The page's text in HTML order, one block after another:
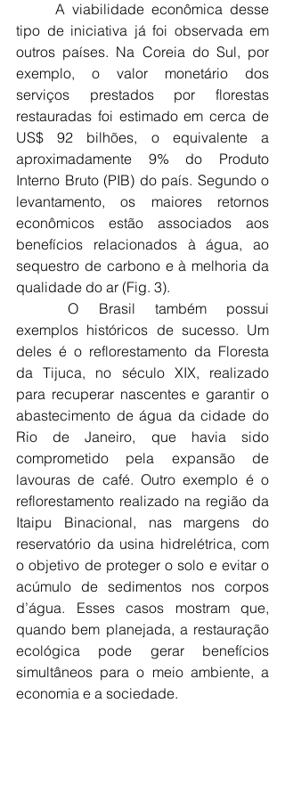
tipo de iniciativa já foi observada em
outros países. Na Coreia do Sul, por
exemplo, o valor monetário dos
serviços prestados por florestas
restauradas foi estimado em cerca de
US$ 92 bilhões, o equivalente a
aproximadamente 9% do Produto
Interno Bruto (PIB) do país. Segundo o
levantamento, os maiores retornos
econômicos estão associados aos
benefícios relacionados à água, ao
sequestro de carbono e à melhoria da
qualidade do ar (Fig. 3).
	O Brasil também possui
exemplos históricos de sucesso. Um
deles é o reflorestamento da Floresta
da Tijuca, no século XIX, realizado
para recuperar nascentes e garantir o
abastecimento de água da cidade do
Rio de Janeiro, que havia sido
comprometido pela expansão de
lavouras de café. Outro exemplo é o
reflorestamento realizado na região da
Itaipu Binacional, nas margens do
reservatório da usina hidrelétrica, com
o objetivo de proteger o solo e evitar o
acúmulo de sedimentos nos corpos
d’água. Esses casos mostram que,
quando bem planejada, a restauração
ecológica pode gerar benefícios
simultâneos para o meio ambiente, a
economia e a sociedade.